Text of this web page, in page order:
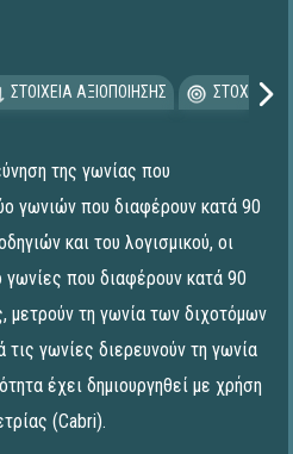
ΣΤΟΙΧΕΙΑ ΑΞΙΟΠΟΙΗΣΗΣ
της γωνίας που
γωνιών που διαφέρουν κατά 90
και του λογισμικού, οι
που διαφέρουν κατά 90
μετρούν τη γωνία των διχοτόμων
τις γωνίες διερευνούν τη γωνία
έχει δημιουργηθεί με χρήση
(Cabri).